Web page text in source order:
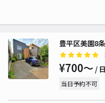
豊平区美園8
¥700〜 / 日
当日予約不可